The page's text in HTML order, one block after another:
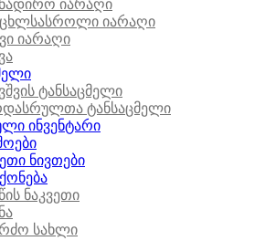
იარაღი
იარაღი
იარაღი
ტანსაცმელი
ტანსაცმელი
ინვენტარი
ნივთები
ნაკვეთი
სახლი